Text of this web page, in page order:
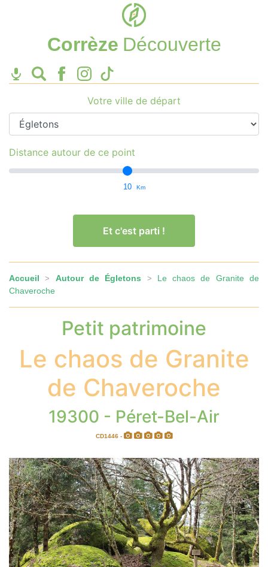
Corrèze Découverte
Votre ville de départ
Distance autour de ce point
10 Km
Et c'est parti !
Accueil > Autour de Égletons > Le chaos de Granite de
Chaveroche
Petit patrimoine
Le chaos de Granite
de Chaveroche
19300 - Péret-Bel-Air
CD1446 -